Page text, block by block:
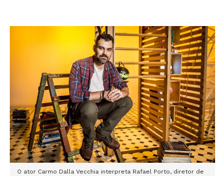
O ator Carmo Dalla Vecchia interpreta Rafael Porto, diretor de